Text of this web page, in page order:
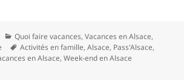
Catégories
Quoi faire vacances,Vacances en Alsace,
Mots-
clés
Activités en famille,Alsace, Pass'Alsace,
en Alsace,Week-end en Alsace